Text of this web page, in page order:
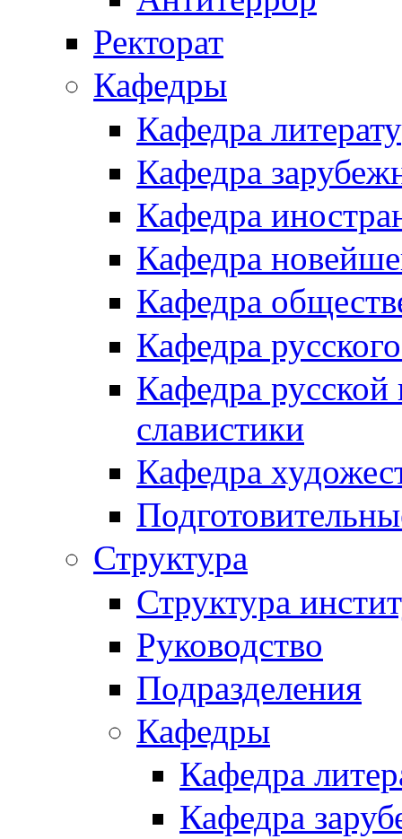
Ректорат
Кафедры
Кафедра
Кафедра
Кафедра
Кафедра
Кафедра
Кафедра
Кафедра русской
славистики
Кафедра
Структура
Структура
Руководство
Подразделения
Кафедры
Кафедра
Кафедра